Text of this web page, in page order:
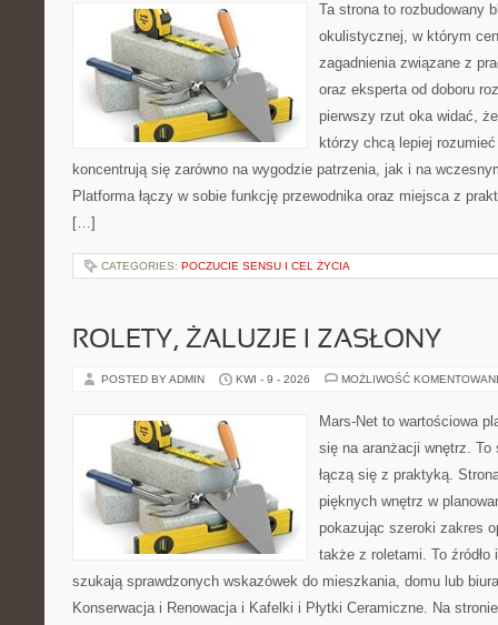
Ta strona to rozbudowany
okulistycznej, w którym
zagadnienia związane z
oraz eksperta od doboru
pierwszy rzut oka widać,
którzy chcą lepiej
koncentrują się zarówno na wygodzie patrzenia, jak i na
Platforma łączy w sobie funkcję przewodnika oraz miejsca z
[…]
CATEGORIES: POCZUCIE SENSU I CEL ŻYCIA
ROLETY, ŻALUZJE I ZASŁONY
POSTED BY ADMIN KWI - 9 - 2026 MOŻLIWOŚĆ
Mars-Net to wartościowa
się na aranżacji wnętrz.
łączą się z praktyką.
pięknych wnętrz w
pokazując szeroki zakres
także z roletami. To
szukają sprawdzonych wskazówek do mieszkania, domu lub
Konserwacja i Renowacja i Kafelki i Płytki Ceramiczne. Na